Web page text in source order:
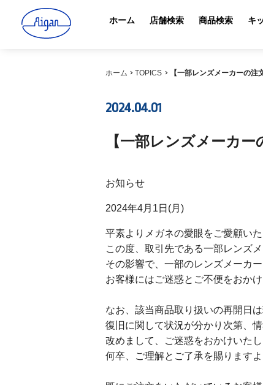
ホーム 店舗検索 商品検索 キ
ホーム TOPICS 【一部レンズメーカーの注
2024.04.01
【一部レンズメーカー
お知らせ
2024年4月1日(月)
平素よりメガネの愛眼をご愛顧い
この度、取引先である一部レンズ
その影響で、一部のレンズメーカ
お客様にはご迷惑とご不便をおか
なお、該当商品取り扱いの再開日
復旧に関して状況が分かり次第、
改めまして、ご迷惑をおかけいた
何卒、ご理解とご了承を賜ります